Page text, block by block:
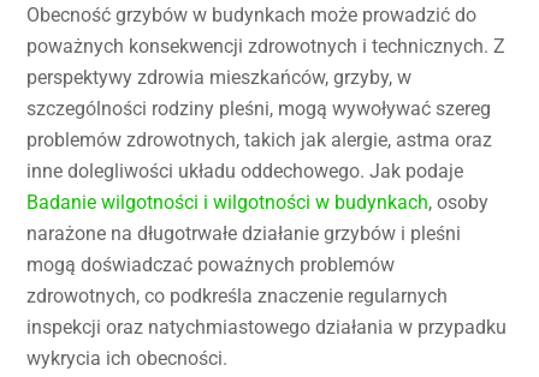
Obecność grzybów w budynkach może prowadzić do
poważnych konsekwencji zdrowotnych i technicznych. Z
perspektywy zdrowia mieszkańców, grzyby, w
szczególności rodziny pleśni, mogą wywoływać szereg
problemów zdrowotnych, takich jak alergie, astma oraz
inne dolegliwości układu oddechowego. Jak podaje
Badanie wilgotności i wilgotności w budynkach, osoby
narażone na długotrwałe działanie grzybów i pleśni
mogą doświadczać poważnych problemów
zdrowotnych, co podkreśla znaczenie regularnych
inspekcji oraz natychmiastowego działania w przypadku
wykrycia ich obecności.